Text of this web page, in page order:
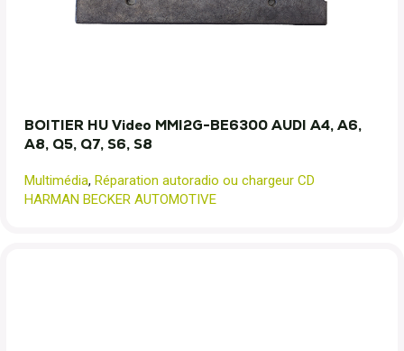
BOITIER HU Video MMI2G-BE6300 AUDI A4, A6,
A8, Q5, Q7, S6, S8
Multimédia, Réparation autoradio ou chargeur CD
HARMAN BECKER AUTOMOTIVE